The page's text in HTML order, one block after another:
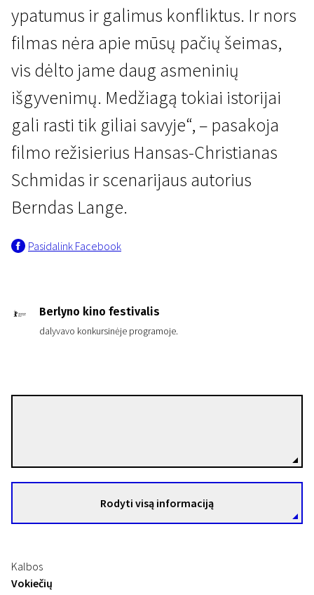
ypatumus ir galimus konfliktus. Ir nors
filmas nėra apie mūsų pačių šeimas,
vis dėlto jame daug asmeninių
išgyvenimų. Medžiagą tokiai istorijai
gali rasti tik giliai savyje“, – pasakoja
filmo režisierius Hansas-Christianas
Schmidas ir scenarijaus autorius
Berndas Lange.
Pasidalink Facebook
Berlyno kino festivalis
dalyvavo konkursinėje programoje.
Rodyti visą informaciją
Kalbos
Vokiečių